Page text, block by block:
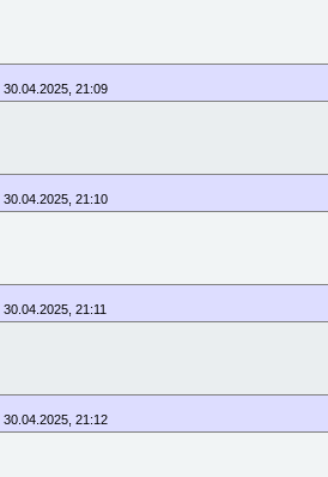
30.04.2025, 21:09
30.04.2025, 21:10
30.04.2025, 21:11
30.04.2025, 21:12